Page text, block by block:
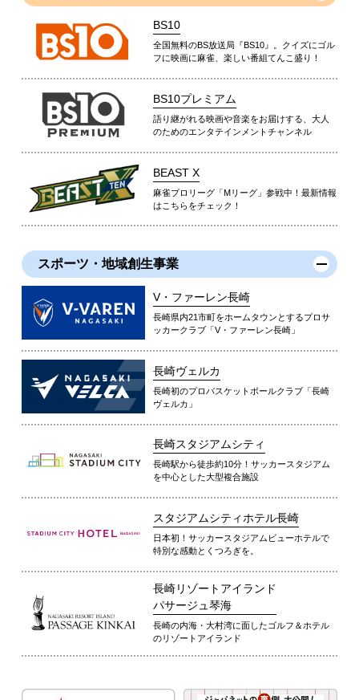
BS10
全国無料のBS放送局『BS10』。クイズにゴル
フに映画に麻雀、楽しい番組てんこ盛り！
BS10プレミアム
語り継がれる映画や音楽をお届けする、大人
のためのエンタテインメントチャンネル
BEAST X
麻雀プロリーグ「Mリーグ」参戦中！最新情報
はこちらをチェック！
スポーツ・地域創生事業
V・ファーレン長崎
長崎県内21市町をホームタウンとするプロサ
ッカークラブ「V・ファーレン長崎」
長崎ヴェルカ
長崎初のプロバスケットボールクラブ「長崎
ヴェルカ」
長崎スタジアムシティ
長崎駅から徒歩約10分！サッカースタジアム
を中心とした大型複合施設
スタジアムシティホテル長崎
日本初！サッカースタジアムビューホテルで
特別な感動とくつろぎを。
長崎リゾートアイランド
パサージュ琴海
長崎の内海・大村湾に面したゴルフ＆ホテル
のリゾートアイランド